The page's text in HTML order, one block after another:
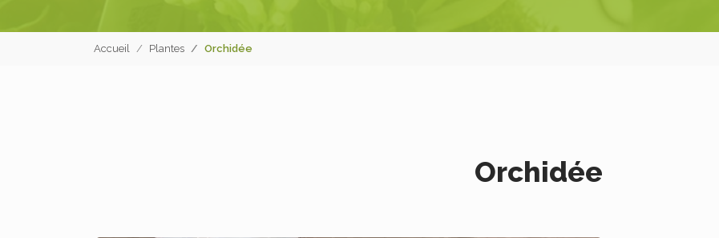
Accueil Plantes Orchidée
Orchidée